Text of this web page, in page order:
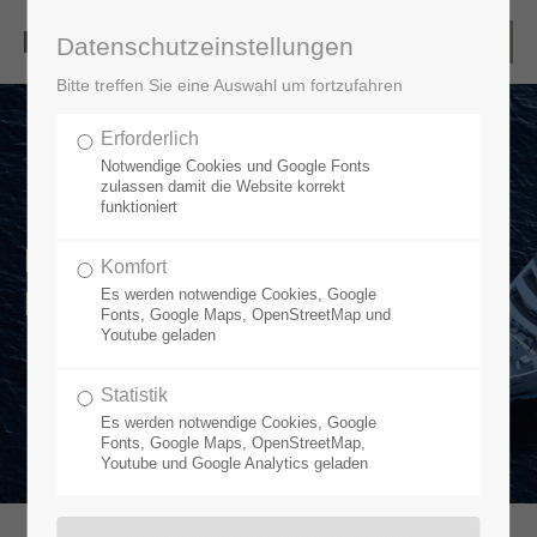
PICTURE CREDITS AND
REFERENCES
Datenschutzeinstellungen
Bitte treffen Sie eine Auswahl um fortzufahren
Erforderlich
Notwendige Cookies und Google Fonts
zulassen damit die Website korrekt
funktioniert
Komfort
Es werden notwendige Cookies, Google
Fonts, Google Maps, OpenStreetMap und
Youtube geladen
Statistik
Es werden notwendige Cookies, Google
Fonts, Google Maps, OpenStreetMap,
Youtube und Google Analytics geladen